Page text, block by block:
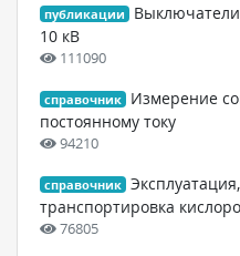
публикации
10 кВ
111090
справочник
Измерение
постоянному току
94210
справочник
транспортировка
76805